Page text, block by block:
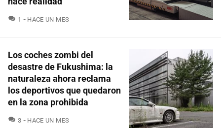
1 COMENTARIOS
HACE UN MES
Los coches zombi del
desastre de Fukushima: la
naturaleza ahora reclama
los deportivos que quedaron
en la zona prohibida
3 COMENTARIOS
HACE UN MES